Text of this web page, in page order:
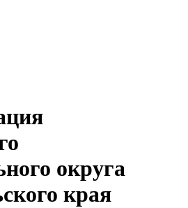
округа
края